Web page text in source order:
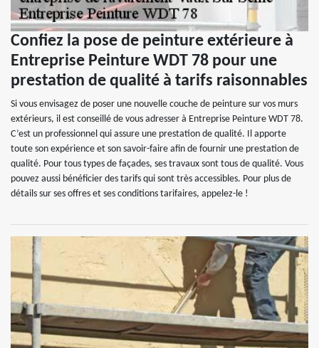
Confiez la pose de peinture extérieure à
Entreprise Peinture WDT 78 pour une
prestation de qualité à tarifs raisonnables
Si vous envisagez de poser une nouvelle couche de peinture sur vos murs
extérieurs, il est conseillé de vous adresser à Entreprise Peinture WDT 78.
C’est un professionnel qui assure une prestation de qualité. Il apporte
toute son expérience et son savoir-faire afin de fournir une prestation de
qualité. Pour tous types de façades, ses travaux sont tous de qualité. Vous
pouvez aussi bénéficier des tarifs qui sont très accessibles. Pour plus de
détails sur ses offres et ses conditions tarifaires, appelez-le !